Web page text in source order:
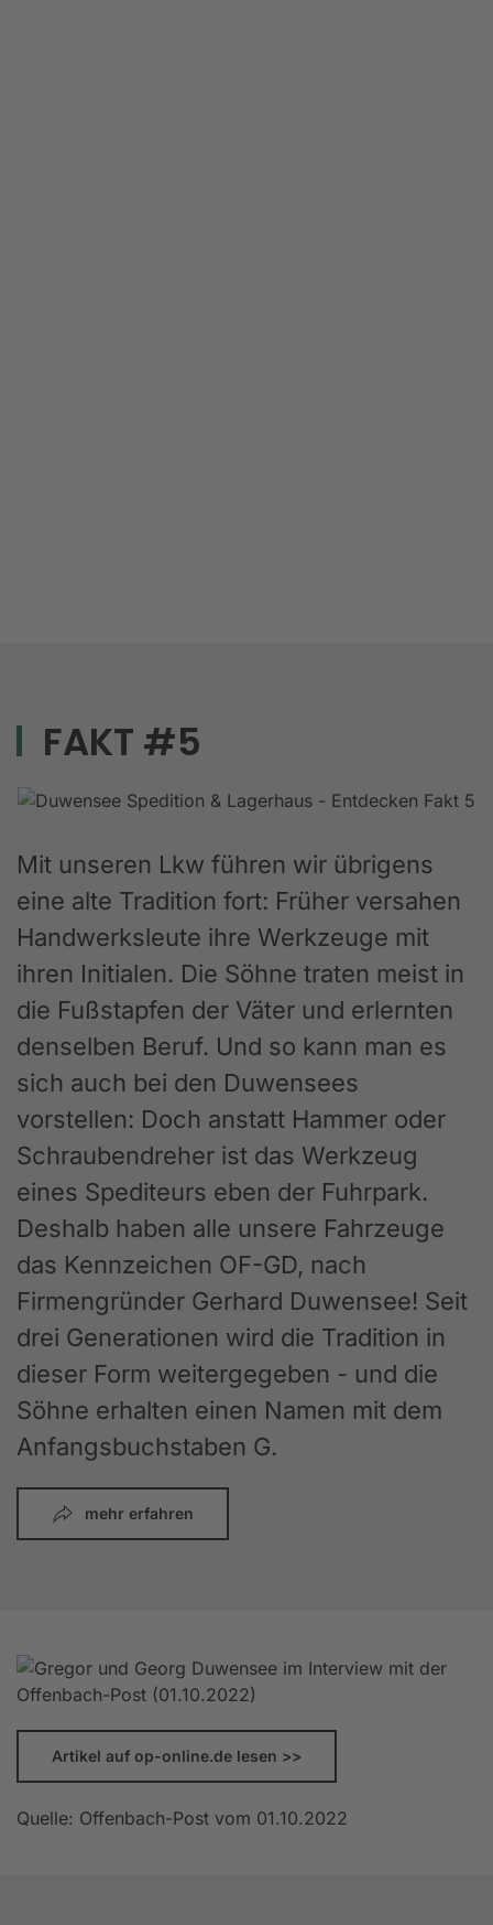
FAKT #5
Mit unseren Lkw führen wir übrigens
eine alte Tradition fort: Früher versahen
Handwerksleute ihre Werkzeuge mit
ihren Initialen. Die Söhne traten meist in
die Fußstapfen der Väter und erlernten
denselben Beruf. Und so kann man es
sich auch bei den Duwensees
vorstellen: Doch anstatt Hammer oder
Schraubendreher ist das Werkzeug
eines Spediteurs eben der Fuhrpark.
Deshalb haben alle unsere Fahrzeuge
das Kennzeichen OF-GD, nach
Firmengründer Gerhard Duwensee! Seit
drei Generationen wird die Tradition in
dieser Form weitergegeben - und die
Söhne erhalten einen Namen mit dem
Anfangsbuchstaben G.
mehr erfahren
Artikel auf op-online.de lesen >>
Quelle: Offenbach-Post vom 01.10.2022